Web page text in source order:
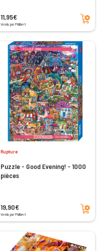
11,95€
Vendu par Philibert
Ajouter au panier
Rupture
Puzzle - Good Evening! - 1000
pièces
19,90€
Vendu par Philibert
Ajouter au panier